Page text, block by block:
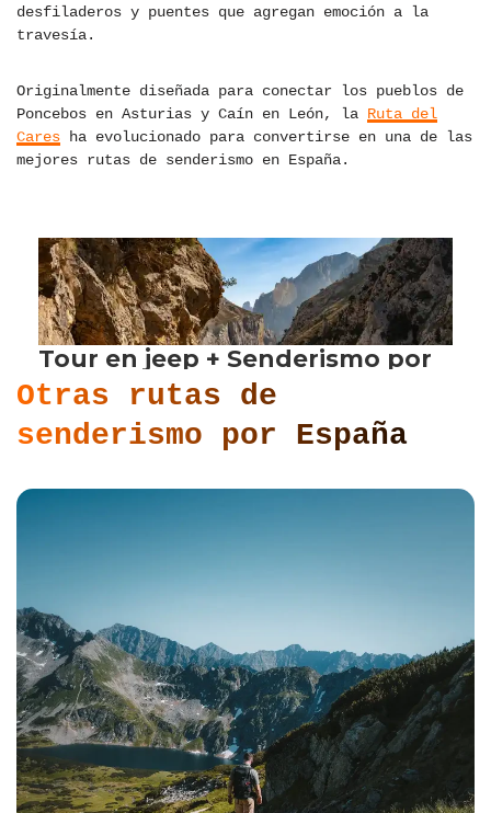
desfiladeros y puentes que agregan emoción a la
travesía.
Originalmente diseñada para conectar los pueblos de
Poncebos en Asturias y Caín en León, la Ruta del
Cares ha evolucionado para convertirse en una de las
mejores rutas de senderismo en España.
Otras rutas de
senderismo por España